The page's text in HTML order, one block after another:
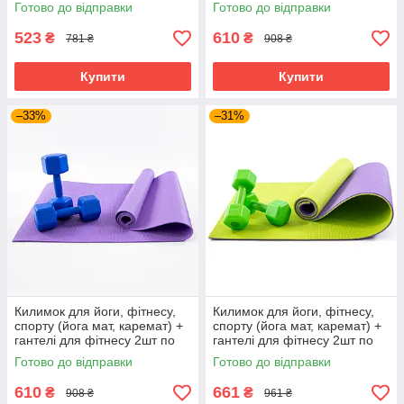
Фіолетово-рожевий
Готово до відправки
523 ₴ 781 ₴
Купити
Фіолетово-салатовий
Готово до відправки
610 ₴ 908 ₴
Купити
–33%
Килимок для йоги, фітнесу,
спорту (йога мат, каремат) +
гантелі для фітнесу 2шт по
3кг OSPORT Set 83 (n-0113)
Фіолетово-синій
Готово до відправки
610 ₴ 908 ₴
–31%
Килимок для йоги, фітнесу,
спорту (йога мат, каремат) +
гантелі для фітнесу 2шт по
2кг OSPORT Set 77 (n-0107)
Салатовий
Готово до відправки
661 ₴ 961 ₴